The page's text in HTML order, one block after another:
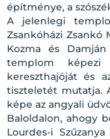
építménye, a
A jelenlegi
Zsankóházi
Kozma és
templom
kereszthajóját és
tiszteletét mutatja.
képe az angyali
Baloldalon, ahogy
Lourdes-i